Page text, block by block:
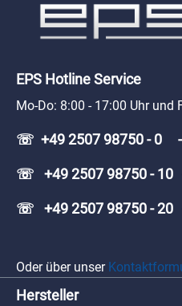
EPS Hotline Service
Mo-Do: 8:00 - 17:00 Uhr und
☏ +49 2507 98750 - 0
☏ +49 2507 98750 - 10
☏ +49 2507 98750 - 20
Oder über unser
Hersteller